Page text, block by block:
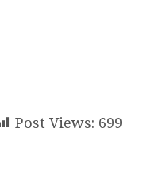
Post Views: 699